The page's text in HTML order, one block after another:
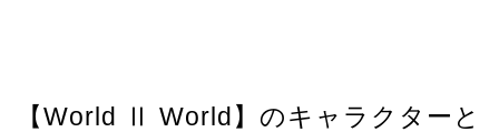
【World Ⅱ World】のキャラクターと